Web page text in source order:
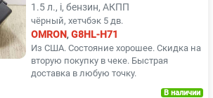
1.5 л., i, бензин, АКПП
чёрный, хетчбэк 5 дв.
OMRON, G8HL-H71
Из США. Состояние хорошее. Скидка на
вторую покупку в чеке. Быстрая
доставка в любую точку.
В наличии